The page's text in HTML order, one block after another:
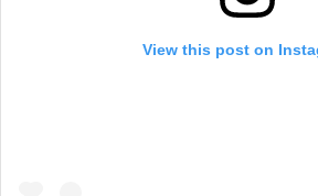
View this post on